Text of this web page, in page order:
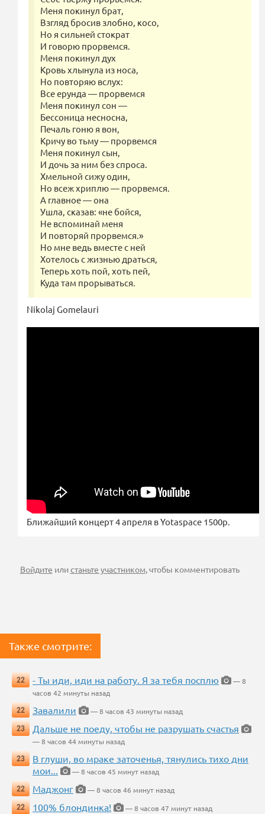
Меня покинул брат,
Взгляд бросив злобно, косо,
Но я сильней стократ
И говорю прорвемся.
Меня покинул дух
Кровь хлынула из носа,
Но повторяю вслух:
Все ерунда — прорвемся
Меня покинул сон —
Бессоница несносна,
Печаль гоню я вон,
Кричу во тьму — прорвемся
Меня покинул сын,
И дочь за ним без спроса.
Хмельной сижу один,
Но всеж хриплю — прорвемся.
А главное — она
Ушла, сказав: «не бойся,
Не вспоминай меня
И повторяй прорвемся.»
Но мне ведь вместе с ней
Хотелось с жизнью драться,
Теперь хоть пой, хоть пей,
Куда там прорываться.
Nikolaj Gomelauri
Ближайший концерт 4 апреля в Yotaspace 1500р.
Войдите илистаньте участником, чтобы комментировать
Также смотрите:
22 - Ты иди, иди на работу. Я за тебя посплю
— 8
часов 42 минуты назад
22
Завалили
— 8 часов 43 минуты назад
23
Дальше не поеду, чтобы не разрушать счастья
— 8 часов 44 минуты назад
23
В глуши, во мраке заточенья, тянулись тихо дни
мои...
— 8 часов 45 минут назад
22
Маджонг
— 8 часов 46 минут назад
22
100% блондинка!
— 8 часов 47 минут назад